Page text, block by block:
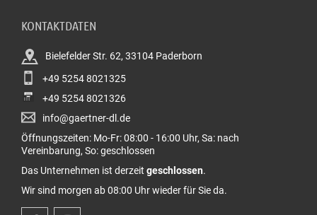
KONTAKTDATEN
Bielefelder Str. 62, 33104 Paderborn
+49 5254 8021325
+49 5254 8021326
info@gaertner-dl.de
Öffnungszeiten: Mo-Fr: 08:00 - 16:00 Uhr, Sa: nach
Vereinbarung, So: geschlossen
Das Unternehmen ist derzeit geschlossen.
Wir sind morgen ab 08:00 Uhr wieder für Sie da.